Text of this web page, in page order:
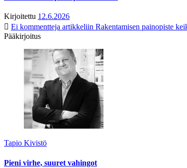
Kirjoitettu 12.6.2026
Ei kommentteja artikkeliin Rakentamisen painopiste
Pääkirjoitus
Tapio Kivistö
Pieni virhe, suuret vahingot